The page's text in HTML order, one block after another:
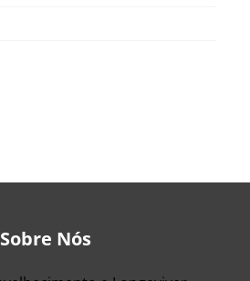
Sobre Nós